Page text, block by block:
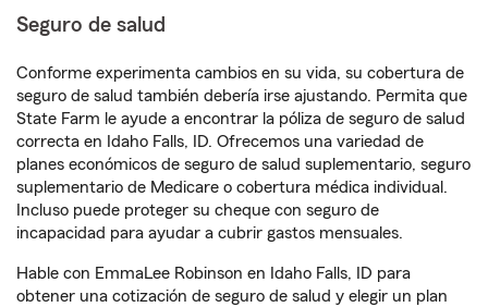
Seguro de salud
Conforme experimenta cambios en su vida, su cobertura de
seguro de salud también debería irse ajustando. Permita que
State Farm le ayude a encontrar la póliza de seguro de salud
correcta en Idaho Falls, ID. Ofrecemos una variedad de
planes económicos de seguro de salud suplementario, seguro
suplementario de Medicare o cobertura médica individual.
Incluso puede proteger su cheque con seguro de
incapacidad para ayudar a cubrir gastos mensuales.
Hable con EmmaLee Robinson en Idaho Falls, ID para
obtener una cotización de seguro de salud y elegir un plan